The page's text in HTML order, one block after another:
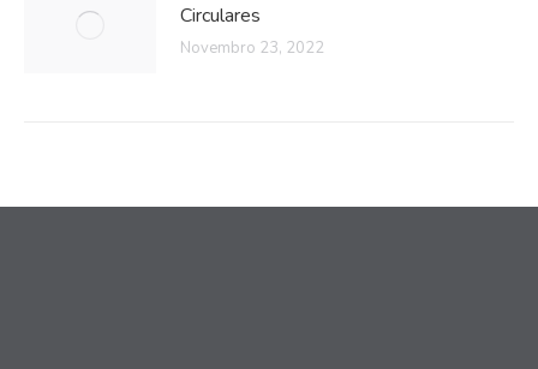
Circulares
Novembro 23, 2022